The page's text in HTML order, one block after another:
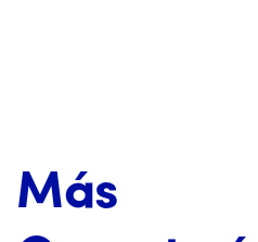
Más